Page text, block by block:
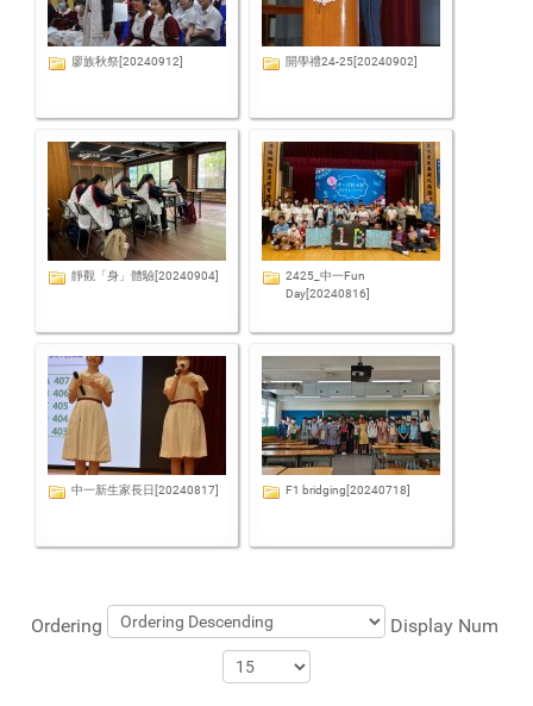
廖族秋祭[20240912] 開學禮24-25[20240902]
靜觀「身」體驗[20240904]
2425_中一Fun
Day[20240816]
中一新生家長日[20240817] F1 bridging[20240718]
Ordering Display Num